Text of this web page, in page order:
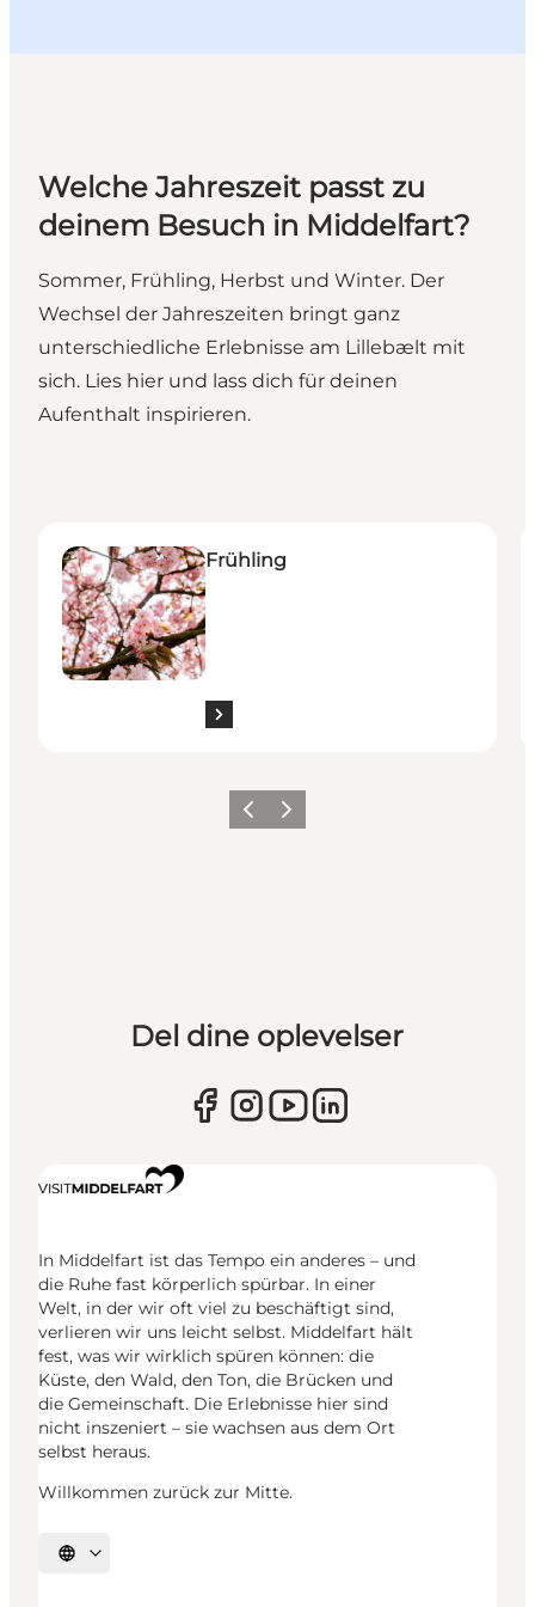
Welche Jahreszeit passt zu
deinem Besuch in Middelfart?
Sommer, Frühling, Herbst und Winter. Der
Wechsel der Jahreszeiten bringt ganz
unterschiedliche Erlebnisse am Lillebælt mit
sich. Lies hier und lass dich für deinen
Aufenthalt inspirieren.
Frühling
ZurückWeiter
Del dine oplevelser
In Middelfart ist das Tempo ein anderes – und
die Ruhe fast körperlich spürbar. In einer
Welt, in der wir oft viel zu beschäftigt sind,
verlieren wir uns leicht selbst. Middelfart hält
fest, was wir wirklich spüren können: die
Küste, den Wald, den Ton, die Brücken und
die Gemeinschaft. Die Erlebnisse hier sind
nicht inszeniert – sie wachsen aus dem Ort
selbst heraus.
Willkommen zurück zur Mitte.
Sprache auswählen